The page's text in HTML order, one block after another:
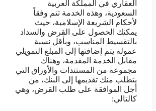
العقاري في المملكة العربية
السعودية، وهذه الخدمة تتم وفقاً
لأحكام الشريعة الإسلامية، حيث
يمكنك الحصول على القرض والسداد
بالتقسيط المناسب، وبأقل نسبة
عمولة يتم إضافتها إلى المبلغ التمويلي
مقابل الخدمة المقدمة، وهناك
مجموعة من المستندات والأوراق التي
يتطلب منك تقديمها إلى البنك، من
أجل الموافقة على طلب القرض، وهي
كالتالي: